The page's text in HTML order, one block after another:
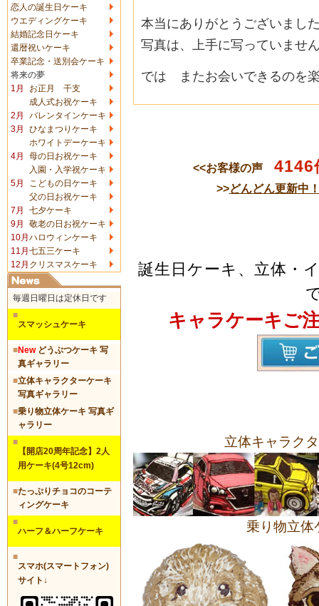
恋人の誕生日ケーキ
ウエディングケーキ
結婚記念日ケーキ
還暦祝いケーキ
卒業記念・送別会ケーキ
将来の夢
1月
お正月 干支
成人式お祝ケーキ
2月
バレンタインケーキ
3月
ひなまつりケーキ
ホワイトデーケーキ
4月
母の日お祝ケーキ
入園・入学祝ケーキ
5月
こどもの日ケーキ
父の日お祝ケーキ
7月
七夕ケーキ
9月
敬老の日お祝ケーキ
10月 ハロウィンケーキ
11月 七五三ケーキ
12月 クリスマスケーキ
毎週日曜日は定休日です
■
スマッシュケーキ
■Newどうぶつケーキ 写
真ギャラリー
■立体キャラクターケーキ
写真ギャラリー
■乗り物立体ケーキ 写真ギ
ャラリー
■
【開店20周年記念】2人
用ケーキ(4号12cm)
■たっぷりチョコのコーテ
ィングケーキ
■
ハーフ＆ハーフケーキ
■
スマホ(スマートフォン)
サイト↓
本当にありがとうございまし
写真は、上手に写っていませ
では またお会いできるのを
<<お客様の声 4146
>>どんどん更新中
誕生日ケーキ、立体・
キャラケーキご
立体キャラク
乗り物立体